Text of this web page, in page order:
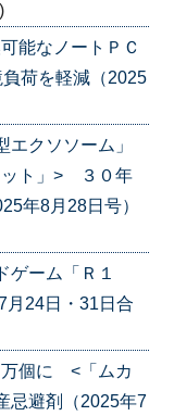
能なノートＰＣ
荷を軽減（2025
クソソーム」
ット」> ３０年
年8月28日号）
ーム「Ｒ１
24日・31日合
万個に <「ムカ
忌避剤（2025年7